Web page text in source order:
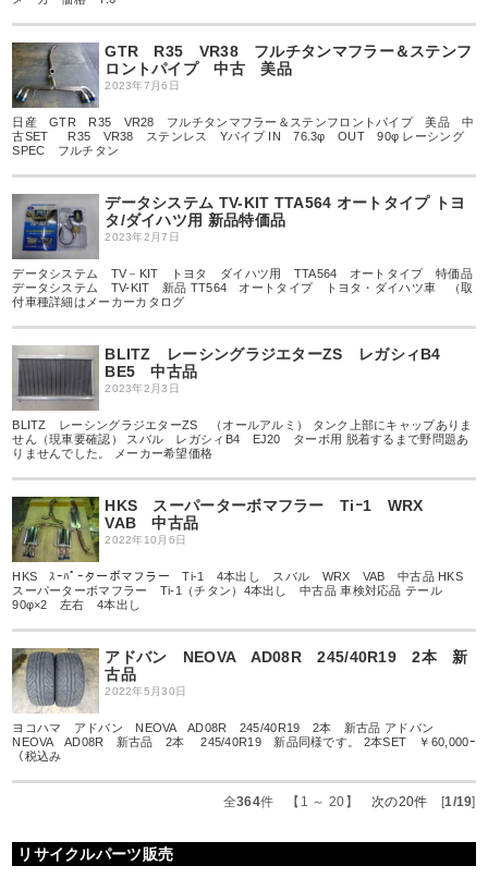
GTR R35 VR38 フルチタンマフラー＆ステンフ
ロントパイプ 中古 美品
2023年7月6日
日産 GTR R35 VR28 フルチタンマフラー＆ステンフロントパイプ 美品 中
古SET R35 VR38 ステンレス Yパイプ IN 76.3φ OUT 90φ レーシング
SPEC フルチタン
データシステム TV-KIT TTA564 オートタイプ トヨ
タ/ダイハツ用 新品特価品
2023年2月7日
データシステム TV－KIT トヨタ ダイハツ用 TTA564 オートタイプ 特価品
データシステム TV-KIT 新品 TT564 オートタイプ トヨタ・ダイハツ車 （取
付車種詳細はメーカーカタログ
BLITZ レーシングラジエターZS レガシィB4
BE5 中古品
2023年2月3日
BLITZ レーシングラジエターZS （オールアルミ） タンク上部にキャップありま
せん（現車要確認） スバル レガシィB4 EJ20 ターボ用 脱着するまで野問題あ
りませんでした。 メーカー希望価格
HKS スーパーターボマフラー Tiｰ1 WRX
VAB 中古品
2022年10月6日
HKS ｽｰﾊﾟｰターボマフラー Ti-1 4本出し スバル WRX VAB 中古品 HKS
スーパーターボマフラー Ti-1（チタン）4本出し 中古品 車検対応品 テール
90φ×2 左右 4本出し
アドバン NEOVA AD08R 245/40R19 2本 新
古品
2022年5月30日
ヨコハマ アドバン NEOVA AD08R 245/40R19 2本 新古品 アドバン
NEOVA AD08R 新古品 2本 245/40R19 新品同様です。 2本SET ￥60,000ｰ
（税込み
全364件 【1 ～ 20】 次の20件 [1/19]
リサイクルパーツ販売